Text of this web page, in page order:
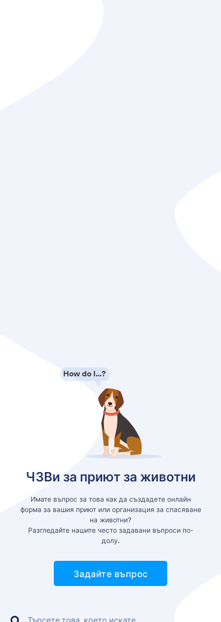
How do I...?
ЧЗВи за приют за животни
Имате въпрос за това как да създадете онлайн
форма за вашия приют или организация за спасяване
на животни?
Разгледайте нашите често задавани въпроси по-
долу.
Задайте въпрос